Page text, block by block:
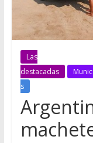
Las
destacadas
s